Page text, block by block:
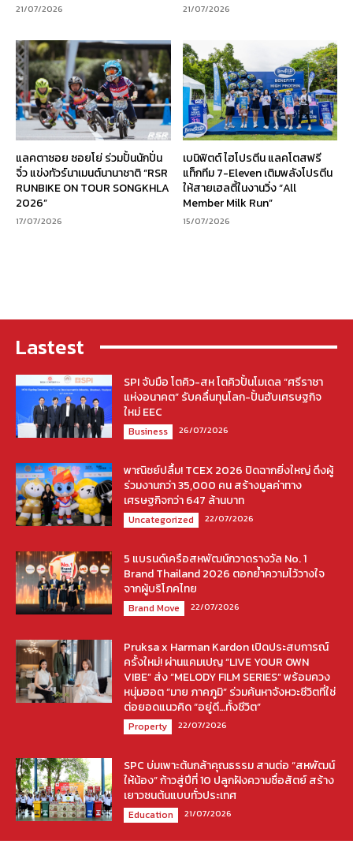
21/07/2026 21/07/2026
แลคตาซอย ซอยโย่ ร่วมปั้นนักปั่น
จิ๋ว แข่งทัวร์นาเมนต์นานาชาติ “RSR
RUNBIKE ON TOUR SONGKHLA
2026”
17/07/2026
เบนิฟิตต์ ไฮโปรตีน แลคโตสฟรี
แท็กทีม 7-Eleven เติมพลังโปรตีน
ให้สายเฮลตี้ในงานวิ่ง “All
Member Milk Run”
15/07/2026
Lastest
SPI จับมือ โตคิว-สห โตคิวปั้นโมเดล “ศรีราชา
แห่งอนาคต” รับคลื่นทุนโลก-ปั้นฮับเศรษฐกิจ
ใหม่ EEC
Business 26/07/2026
พาณิชย์ปลื้ม! TCEX 2026 ปิดฉากยิ่งใหญ่ ดึงผู้
ร่วมงานกว่า 35,000 คน สร้างมูลค่าทาง
เศรษฐกิจกว่า 647 ล้านบาท
Uncategorized 22/07/2026
5 แบรนด์เครือสหพัฒน์กวาดรางวัล No. 1
Brand Thailand 2026 ตอกย้ำความไว้วางใจ
จากผู้บริโภคไทย
Brand Move 22/07/2026
Pruksa x Harman Kardon เปิดประสบการณ์
ครั้งใหม่! ผ่านแคมเปญ “LIVE YOUR OWN
VIBE” ส่ง “MELODY FILM SERIES” พร้อมควง
หนุ่มฮอต “มาย ภาคภูมิ” ร่วมค้นหาจังหวะชีวิตที่ใช่
ต่อยอดแนวคิด “อยู่ดี…ทั้งชีวิต”
Property 22/07/2026
SPC บ่มเพาะต้นกล้าคุณธรรม สานต่อ “สหพัฒน์
ให้น้อง” ก้าวสู่ปีที่ 10 ปลูกฝังความซื่อสัตย์ สร้าง
เยาวชนต้นแบบทั่วประเทศ
Education 21/07/2026